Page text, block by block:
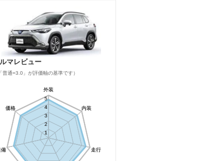
マレビュー
普通=3.0」が評価軸の基準です）
外装
内装
走行
備
価格
1
2
3
4
5
外装
内装
走行
備
価格
1
2
3
4
5